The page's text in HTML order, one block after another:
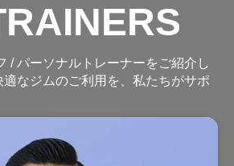
/ パーソナルトレーナーをご紹介し
適なジムのご利用を、私たちがサポ